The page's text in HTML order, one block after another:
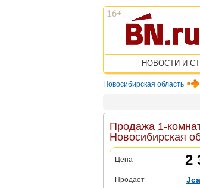
НОВОСТИ И
Новосибирская область
Продажа 1-
Новосибирская
Цена 2
Продает